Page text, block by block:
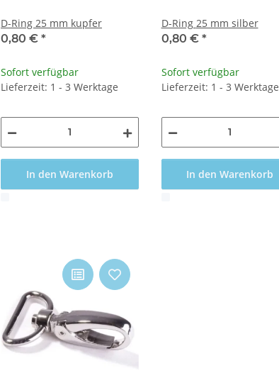
D-Ring 25 mm kupfer
0,80 € *
Sofort verfügbar
Lieferzeit: 1 - 3 Werktage
In den Warenkorb
D-Ring 25 mm silber
0,80 € *
Sofort verfügbar
Lieferzeit: 1 - 3 Werktage
In den Warenkorb